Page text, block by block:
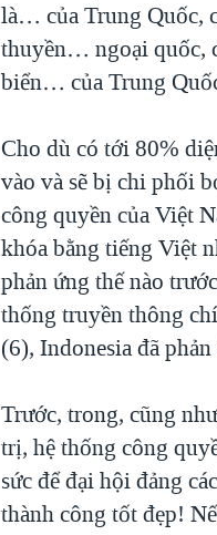
là… của Trung Quốc,
thuyền… ngoại quốc,
biển… của Trung
Cho dù có tới 80%
vào và sẽ bị chi phối
công quyền của Việt
khóa bằng tiếng Việt
phản ứng thế nào
thống truyền thông
(6), Indonesia đã
Trước, trong, cũng
trị, hệ thống công
sức để đại hội đảng
thành công tốt đẹp!